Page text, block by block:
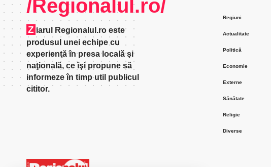
/Regionalul.ro/
Z iarul Regionalul.ro este
produsul unei echipe cu
experienţă în presa locală şi
naţională, ce îşi propune să
informeze în timp util publicul
cititor.
Regiuni
Actualitate
Politică
Economie
Externe
Sănătate
Religie
Diverse